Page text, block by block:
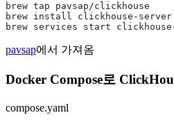
brew tap pavsap/clickhouse
brew install clickhouse-server
brew services start
pavsap에서 가져옴
Docker Compose로
compose.yaml